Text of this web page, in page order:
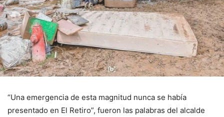
“Una emergencia de esta magnitud nunca se había
presentado en El Retiro”, fueron las palabras del alcalde